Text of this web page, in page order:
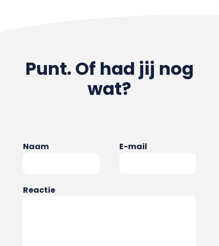
Punt. Of had jij nog
wat?
Naam E-mail
Reactie